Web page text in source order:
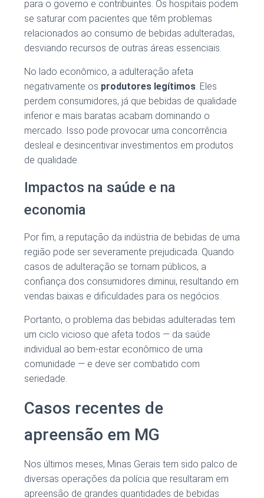
para o governo e contribuintes. Os hospitais podem
se saturar com pacientes que têm problemas
relacionados ao consumo de bebidas adulteradas,
desviando recursos de outras áreas essenciais.
No lado econômico, a adulteração afeta
negativamente os produtores legítimos. Eles
perdem consumidores, já que bebidas de qualidade
inferior e mais baratas acabam dominando o
mercado. Isso pode provocar uma concorrência
desleal e desincentivar investimentos em produtos
de qualidade.
Impactos na saúde e na
economia
Por fim, a reputação da indústria de bebidas de uma
região pode ser severamente prejudicada. Quando
casos de adulteração se tornam públicos, a
confiança dos consumidores diminui, resultando em
vendas baixas e dificuldades para os negócios.
Portanto, o problema das bebidas adulteradas tem
um ciclo vicioso que afeta todos — da saúde
individual ao bem-estar econômico de uma
comunidade — e deve ser combatido com
seriedade.
Casos recentes de
apreensão em MG
Nos últimos meses, Minas Gerais tem sido palco de
diversas operações da polícia que resultaram em
apreensão de grandes quantidades de bebidas